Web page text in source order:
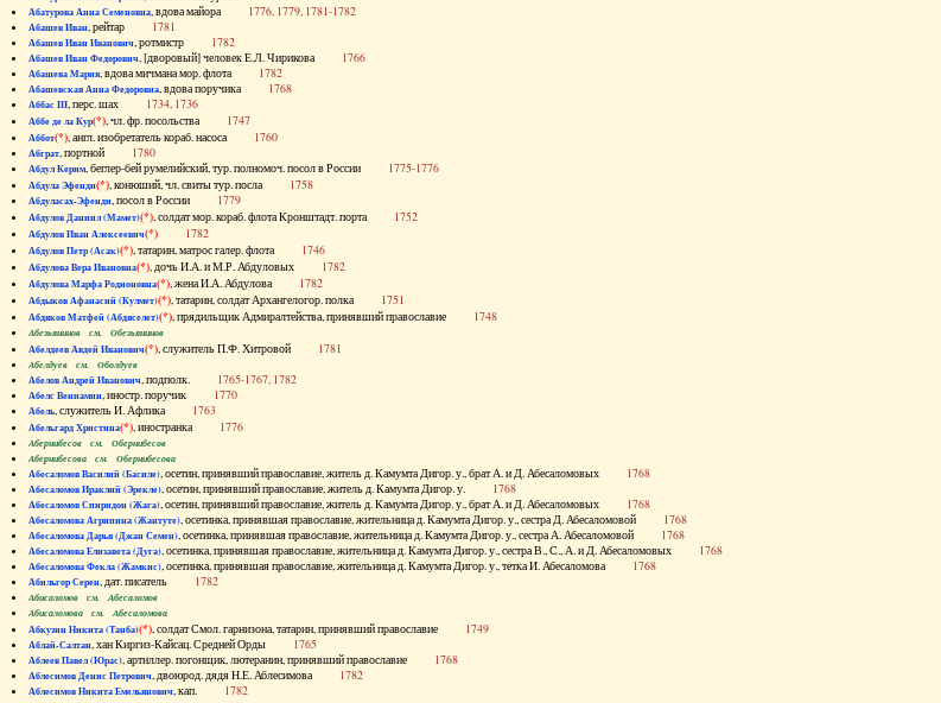
Абатурова Анна Семеновна, вдова майора 1776, 1779, 1781-1782
Абашев Иван, рейтар 1781
Абашев Иван Иванович, ротмистр 1782
Абашев Иван Федорович, [дворовый] человек Е.Л. Чирикова 1766
Абашева Мария, вдова мичмана мор. флота 1782
Абашевская Анна Федоровна, вдова поручика 1768
Аббас III, перс. шах 1734, 1736
Аббе де ла Кур(*), чл. фр. посольства 1747
Аббот(*), англ. изобретатель кораб. насоса 1760
Абграт, портной 1780
Абдул Керим, беглер-бей румелийский, тур. полномоч. посол в России 1775-1776
Абдула Эфенди(*), конюший, чл. свиты тур. посла 1758
Абдуласах-Эфенди, посол в России 1779
Абдулов Даниил (Мамет)(*), солдат мор. кораб. флота Кронштадт. порта 1752
Абдулов Иван Алексеевич(*) 1782
Абдулов Петр (Асак)(*), татарин, матрос галер. флота 1746
Абдулова Вера Ивановна(*), дочь И.А. и М.Р. Абдуловых 1782
Абдулова Марфа Родионовна(*), жена И.А. Абдулова 1782
Абдыков Афанасий (Кулмет)(*), татарин, солдат Архангелогор. полка 1751
Абдяков Матфей (Абдяселет)(*), прядильщик Адмиралтейства, принявший православие 1748
Абезьянинов см. Обезьянинов
Абелдеев Авдей Иванович(*), служитель П.Ф. Хитровой 1781
Абелдуев см. Оболдуев
Абелов Андрей Иванович, подполк. 1765-1767, 1782
Абелс Вениамин, иностр. поручик 1770
Абель, служитель И. Афлика 1763
Абельгард Христина(*), иностранка 1776
Абернибесов см. Обернибесов
Абернибесова см. Обернибесова
Абесаломов Василий (Басиле), осетин, принявший православие, житель д. Камумта Дигор. у., брат А. и Д. Абесаломовых 1768
Абесаломов Ираклий (Эрекле), осетин, принявший православие, житель д. Камумта Дигор. у. 1768
Абесаломов Спиридон (Жага), осетин, принявший православие, житель д. Камумта Дигор. у., брат А. и Д. Абесаломовых 1768
Абесаломова Агрипина (Жантуте), осетинка, принявшая православие, жительница д. Камумта Дигор. у., сестра Д. Абесаломовой 1768
Абесаломова Дарья (Джан Семен), осетинка, принявшая православие, жительница д. Камумта Дигор. у., сестра А. Абесаломовой 1768
Абесаломова Елизавета (Дуга), осетинка, принявшая православие, жительница д. Камумта Дигор. у., сестра В., С., А. и Д. Абесаломовых 1768
Абесаломова Фекла (Жамкис), осетинка, принявшая православие, жительница д. Камумта Дигор. у., тетка И. Абесаломова 1768
Абильгор Серен, дат. писатель 1782
Абисаломов см. Абесаломов
Абисаломова см. Абесаломова
Абкузин Никита (Танба)(*), солдат Смол. гарнизона, татарин, принявший православие 1749
Аблай-Салтан, хан Киргиз-Кайсац. Средней Орды 1765
Аблеев Павел (Юрас), артиллер. погонщик, лютеранин, принявший православие 1768
Аблесимов Денис Петрович, двоюрод. дядя Н.Е. Аблесимова 1782
Аблесимов Никита Емельянович, кап. 1782